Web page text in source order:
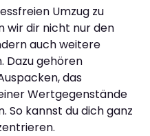
Umzug zu
wir dir nicht nur den
auch weitere
Dazu gehören
das
Wertgegenstände
So kannst du dich ganz